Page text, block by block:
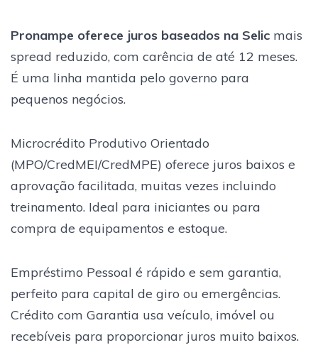
Pronampe oferece juros baseados na Selic mais
spread reduzido, com carência de até 12 meses.
É uma linha mantida pelo governo para
pequenos negócios.
Microcrédito Produtivo Orientado
(MPO/CredMEI/CredMPE) oferece juros baixos e
aprovação facilitada, muitas vezes incluindo
treinamento. Ideal para iniciantes ou para
compra de equipamentos e estoque.
Empréstimo Pessoal é rápido e sem garantia,
perfeito para capital de giro ou emergências.
Crédito com Garantia usa veículo, imóvel ou
recebíveis para proporcionar juros muito baixos.